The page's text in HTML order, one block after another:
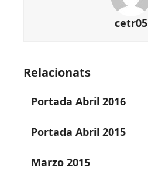
cetr05
Relacionats
Portada Abril 2016
Portada Abril 2015
Marzo 2015